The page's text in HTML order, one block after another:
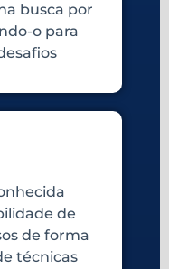
busca por
o para
de
de forma
técnicas